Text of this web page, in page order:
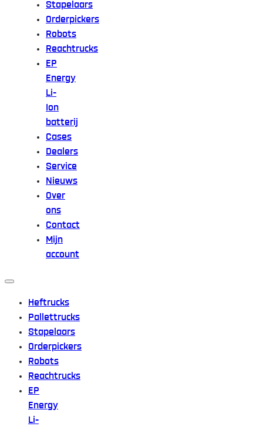
Stapelaars
Orderpickers
Robots
Reachtrucks
EP
Energy
Li-
Ion
batterij
Cases
Dealers
Service
Nieuws
Over
ons
Contact
Mijn
account
Heftrucks
Pallettrucks
Stapelaars
Orderpickers
Robots
Reachtrucks
EP
Energy
Li-